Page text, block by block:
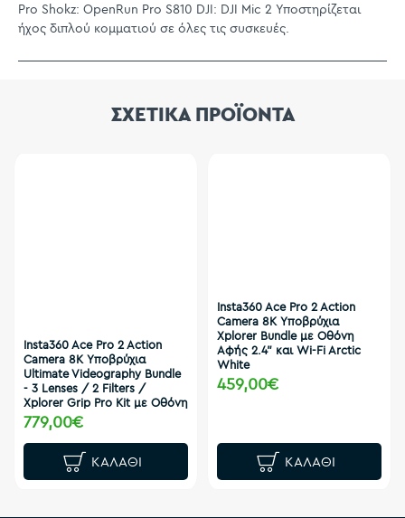
Pro Shokz: OpenRun Pro S810 DJI: DJI Mic 2 Υποστηρίζεται
ήχος διπλού κομματιού σε όλες τις συσκευές.
ΣΧΕΤΙΚΑ ΠΡΟΪΟΝΤΑ
Insta360 Ace Pro 2 Action
Camera 8K Υποβρύχια
Ultimate Videography Bundle
- 3 Lenses / 2 Filters /
Xplorer Grip Pro Kit με Οθόνη
779,00€
ΚΑΛΆΘΙ
Insta360 Ace Pro 2 Action
Camera 8K Υποβρύχια
Xplorer Bundle με Οθόνη
Αφής 2.4" και Wi-Fi Arctic
White
459,00€
ΚΑΛΆΘΙ